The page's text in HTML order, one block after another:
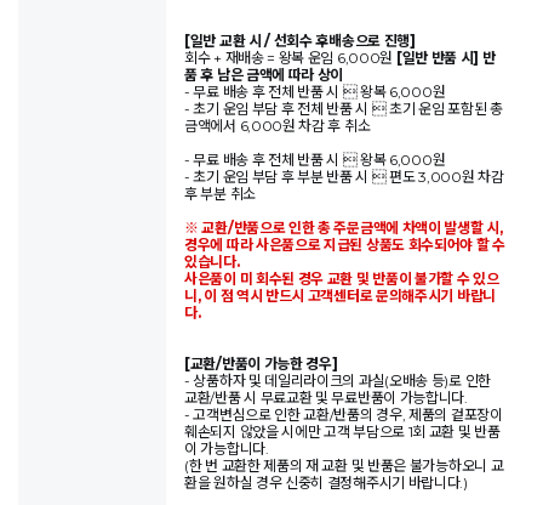
[일반 교환 시 / 선회수 후배송으로 진행]
회수 + 재배송 = 왕복 운임 6,000원 [일반 반품 시] 반
품 후 남은 금액에 따라 상이
- 무료 배송 후 전체 반품 시  왕복 6,000원
- 초기 운임 부담 후 전체 반품 시  초기 운임 포함된 총
금액에서 6,000원 차감 후 취소
- 무료 배송 후 전체 반품 시  왕복 6,000원
- 초기 운임 부담 후 부분 반품 시  편도 3,000원 차감
후 부분 취소
※ 교환/반품으로 인한 총 주문금액에 차액이 발생할 시,
경우에 따라 사은품으로 지급된 상품도 회수되어야 할 수
있습니다.
사은품이 미 회수된 경우 교환 및 반품이 불가할 수 있으
니, 이 점 역시 반드시 고객센터로 문의해주시기 바랍니
다.
[교환/반품이 가능한 경우]
- 상품하자 및 데일리라이크의 과실(오배송 등)로 인한
교환/반품 시 무료교환 및 무료반품이 가능합니다.
- 고객변심으로 인한 교환/반품의 경우, 제품의 겉포장이
훼손되지 않았을 시에만 고객 부담으로 1회 교환 및 반품
이 가능합니다.
(한 번 교환한 제품의 재 교환 및 반품은 불가능하오니 교
환을 원하실 경우 신중히 결정해주시기 바랍니다.)